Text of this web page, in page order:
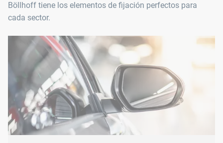
Böllhoff tiene los elementos de fijación perfectos para
cada sector.